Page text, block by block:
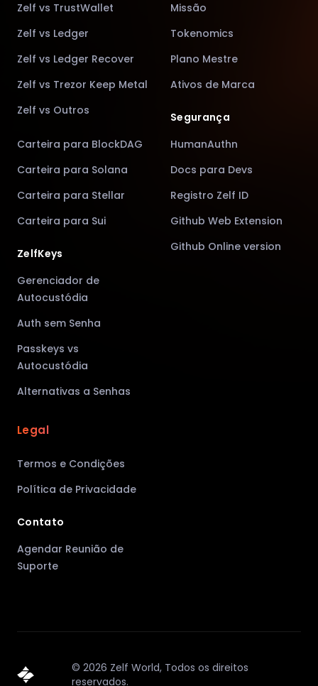
Zelf vs TrustWallet
Zelf vs Ledger
Zelf vs Ledger Recover
Zelf vs Trezor Keep Metal
Zelf vs Outros
Carteira para BlockDAG
Carteira para Solana
Carteira para Stellar
Carteira para Sui
ZelfKeys
Gerenciador de
Autocustódia
Auth sem Senha
Passkeys vs
Autocustódia
Alternativas a Senhas
Missão
Tokenomics
Plano Mestre
Ativos de Marca
Segurança
HumanAuthn
Docs para Devs
Registro Zelf ID
Github Web Extension
Github Online version
Legal
Termos e Condições
Política de Privacidade
Contato
Agendar Reunião de
Suporte
©2026 Zelf World, Todos os direitos
reservados.